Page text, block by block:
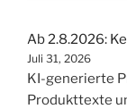
Ab 2.8.2026:
Juli 31, 2026
KI-generierte
Produkttexte